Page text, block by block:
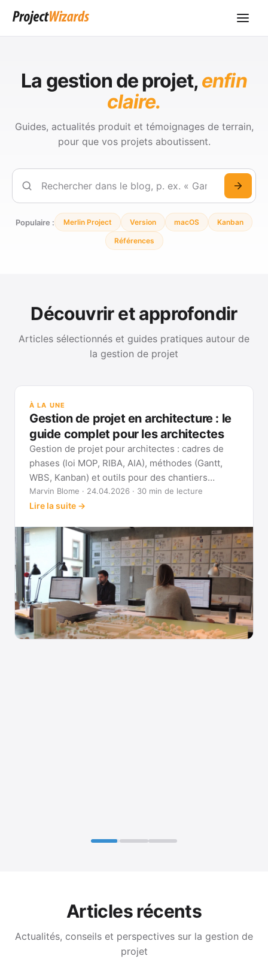
La gestion de projet,enfin
claire.
Guides, actualités produit et témoignages de terrain,
pour que vos projets aboutissent.
Rechercher
Populaire : Merlin Project Version macOS Kanban
Références
Découvrir et approfondir
Articles sélectionnés et guides pratiques autour de
la gestion de projet
À LA UNE
Gestion de projet en architecture : le
guide complet pour les architectes
Gestion de projet pour architectes : cadres de
phases (loi MOP, RIBA, AIA), méthodes (Gantt,
WBS, Kanban) et outils pour des chantiers
réellement pilotables.
Marvin Blome · 24.04.2026 · 30 min de lecture
Lire la suite →
Articles récents
Actualités, conseils et perspectives sur la gestion de
projet